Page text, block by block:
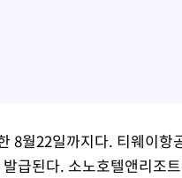
8월22일까지다. 티웨이
급된다. 소노호텔앤리조